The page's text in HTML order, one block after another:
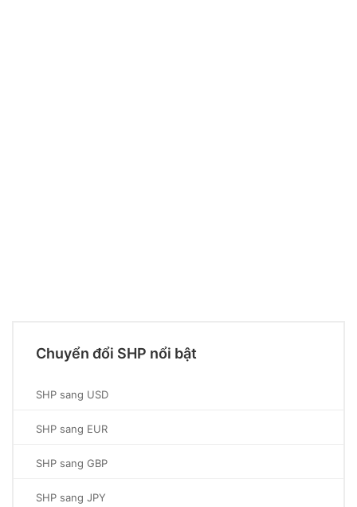
Chuyển đổi SHP nổi bật
SHP sang USD
SHP sang EUR
SHP sang GBP
SHP sang JPY